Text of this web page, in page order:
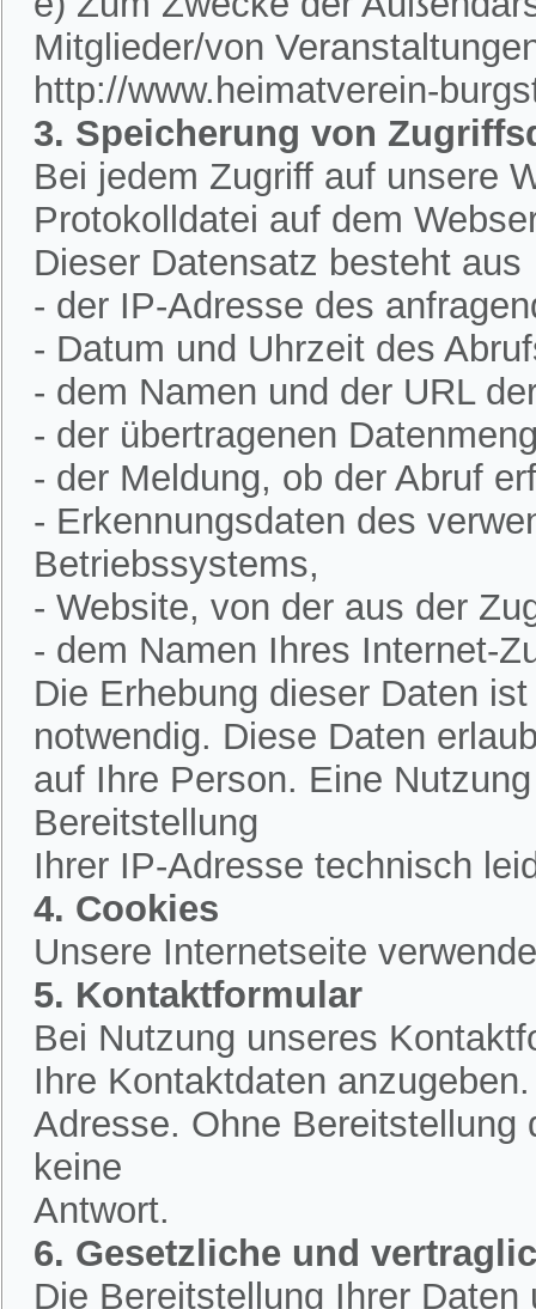
Mitglieder/von
http://www.heimatverein-
3. Speicherung von
Bei jedem Zugriff auf unsere
Protokolldatei auf dem
Dieser Datensatz besteht aus
- der IP-Adresse des
- Datum und Uhrzeit des
- dem Namen und der URL
- der übertragenen
- der Meldung, ob der Abruf
- Erkennungsdaten des
Betriebssystems,
- Website, von der aus der
- dem Namen Ihres Internet-
Die Erhebung dieser Daten
notwendig. Diese Daten
auf Ihre Person. Eine
Bereitstellung
Ihrer IP-Adresse technisch
4. Cookies
Unsere Internetseite
5. Kontaktformular
Bei Nutzung unseres
Ihre Kontaktdaten
Adresse. Ohne Bereitstellung
keine
Antwort.
6. Gesetzliche und
Die Bereitstellung Ihrer